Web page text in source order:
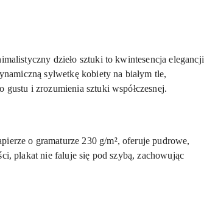
dzieło sztuki to kwintesencja elegancji
sylwetkę kobiety na białym tle,
i zrozumienia sztuki współczesnej.
o gramaturze 230 g/m², oferuje pudrowe,
plakat nie faluje się pod szybą, zachowując